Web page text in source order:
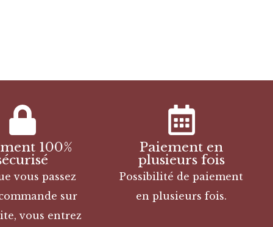
100%
vous passez
sur
vous entrez
Paiement en
plusieurs fois
Possibilité de paiement
en plusieurs fois.